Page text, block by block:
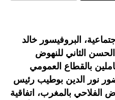
البروفيسور خالد
الثاني للنهوض
بالقطاع العمومي
نور الدين بوطيب رئيس
الفلاحي بالمغرب، اتفاقية